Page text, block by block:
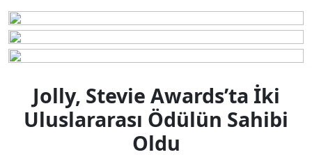
Jolly, Stevie Awards’ta İki
Uluslararası Ödülün Sahibi
Oldu